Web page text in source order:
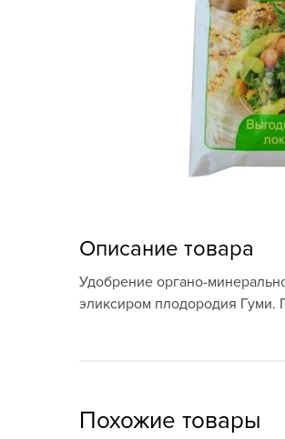
Кашпо, пластик,
Комнатные горшечные
многолетники Весна
Новогодняя продукция
Посадочный материал
Описание товара
Удобрение органо-
эликсиром плодородия Гуми.
Похожие товары